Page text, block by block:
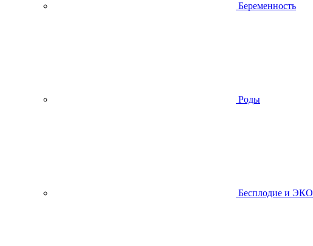
Беременность
Роды
Бесплодие и ЭКО